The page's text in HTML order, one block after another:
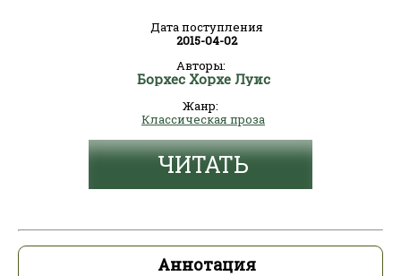
Дата поступления
2015-04-02
Авторы:
Борхес Хорхе Луис
Жанр:
Классическая проза
ЧИТАТЬ
Аннотация